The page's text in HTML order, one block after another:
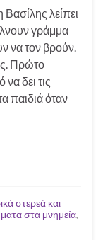
λείπει
γράμμα
να τον βρούν.
Πρώτο
δει τις
παιδιά όταν
στερεά και
στα μνημεία,